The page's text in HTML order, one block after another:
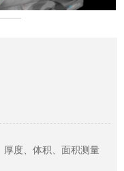
厚度、体积、面积测量